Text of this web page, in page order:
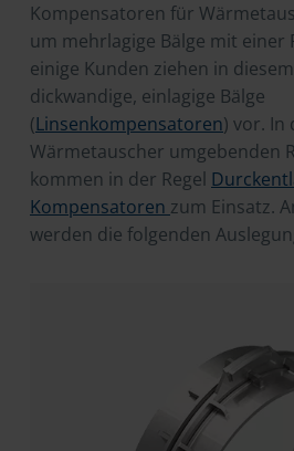
Kompensatoren für
um mehrlagige Bälge mit einer
einige Kunden ziehen in
dickwandige, einlagige Bälge
(Linsenkompensatoren) vor. In
Wärmetauscher umgebenden
kommen in der Regel
Kompensatoren zum Einsatz.
werden die folgenden